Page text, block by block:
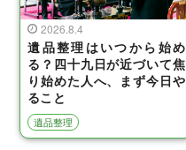
2026.8.4
遺品整理はいつから始め
る？四十九日が近づいて焦
り始めた人へ、まず今日や
ること
遺品整理